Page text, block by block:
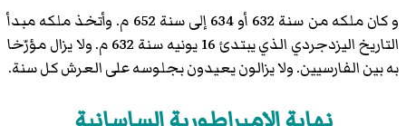
و كان ملكه من سنة 632 أو 634 إلى سنة 652 م. وأتخذ ملكه مبدأ
التاريخ اليزدجردي الذي يبتدئ 16 يونيه سنة 632 م. ولا يزال مؤرّخا
به بين الفارسيين. ولا يزالون يعيدون بجلوسه على العرش كل سنة.